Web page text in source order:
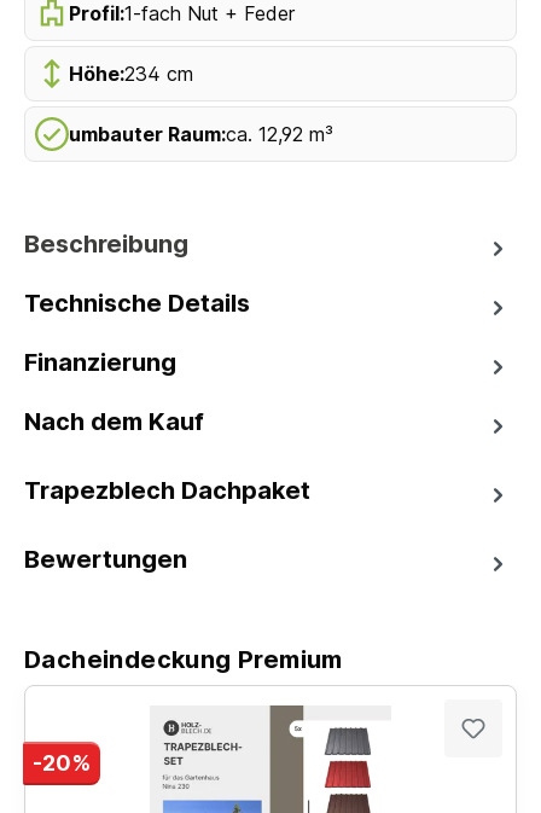
Profil:1-fach Nut + Feder
Höhe:234 cm
umbauter Raum:ca. 12,92 m³
Beschreibung
Technische Details
Finanzierung
Nach dem Kauf
Trapezblech Dachpaket
Bewertungen
Dacheindeckung Premium
-20%